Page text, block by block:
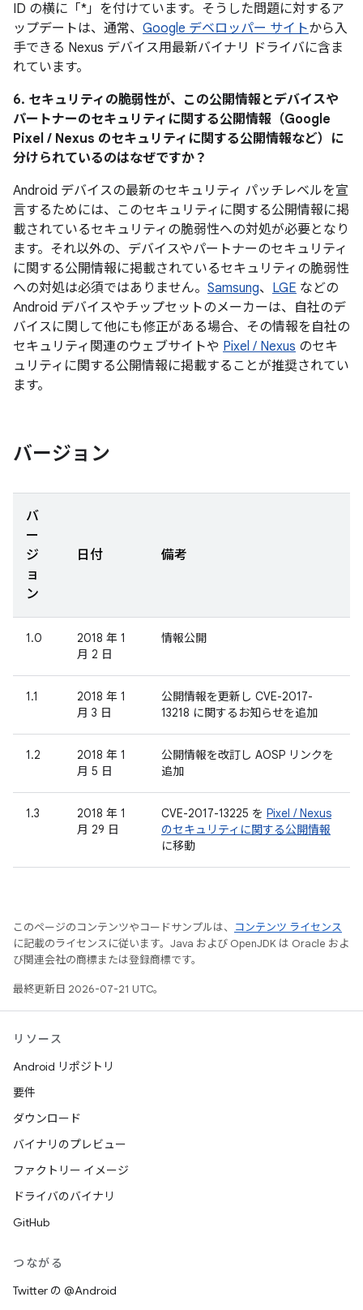
ID の横に「*」を付けています。そうした問題に対するア
ップデートは、通常、 Google デベロッパー サイトから入
手できる Nexus デバイス用最新バイナリ ドライバに含ま
れています。
6. セキュリティの脆弱性が、この公開情報とデバイスや
パートナーのセキュリティに関する公開情報（Google
Pixel / Nexus のセキュリティに関する公開情報など）に
分けられているのはなぜですか？
Android デバイスの最新のセキュリティ パッチレベルを宣
言するためには、このセキュリティに関する公開情報に掲
載されているセキュリティの脆弱性への対処が必要となり
ます。それ以外の、デバイスやパートナーのセキュリティ
に関する公開情報に掲載されているセキュリティの脆弱性
への対処は必須ではありません。 Samsung、 LGE などの
Android デバイスやチップセットのメーカーは、自社のデ
バイスに関して他にも修正がある場合、その情報を自社の
セキュリティ関連のウェブサイトや Pixel / Nexus のセキ
ュリティに関する公開情報に掲載することが推奨されてい
ます。
バージョン
バ
ー
ジ
ョ
ン
日付 備考
1.0
2018 年 1
月 2 日
情報公開
1.1
2018 年 1
月 3 日
公開情報を更新し CVE-2017-
13218 に関するお知らせを追加
1.2
2018 年 1
月 5 日
公開情報を改訂し AOSP リンクを
追加
1.3
2018 年 1
月 29 日
CVE-2017-13225 を Pixel / Nexus
のセキュリティに関する公開情報
に移動
このページのコンテンツやコードサンプルは、
コンテンツ ライセンス
に記載のライセンスに従います。Java および OpenJDK は Oracle およ
び関連会社の商標または登録商標です。
最終更新日 2026-07-21 UTC。
リソース
Android リポジトリ
要件
ダウンロード
バイナリのプレビュー
ファクトリー イメージ
ドライバのバイナリ
GitHub
つながる
Twitter の @Android